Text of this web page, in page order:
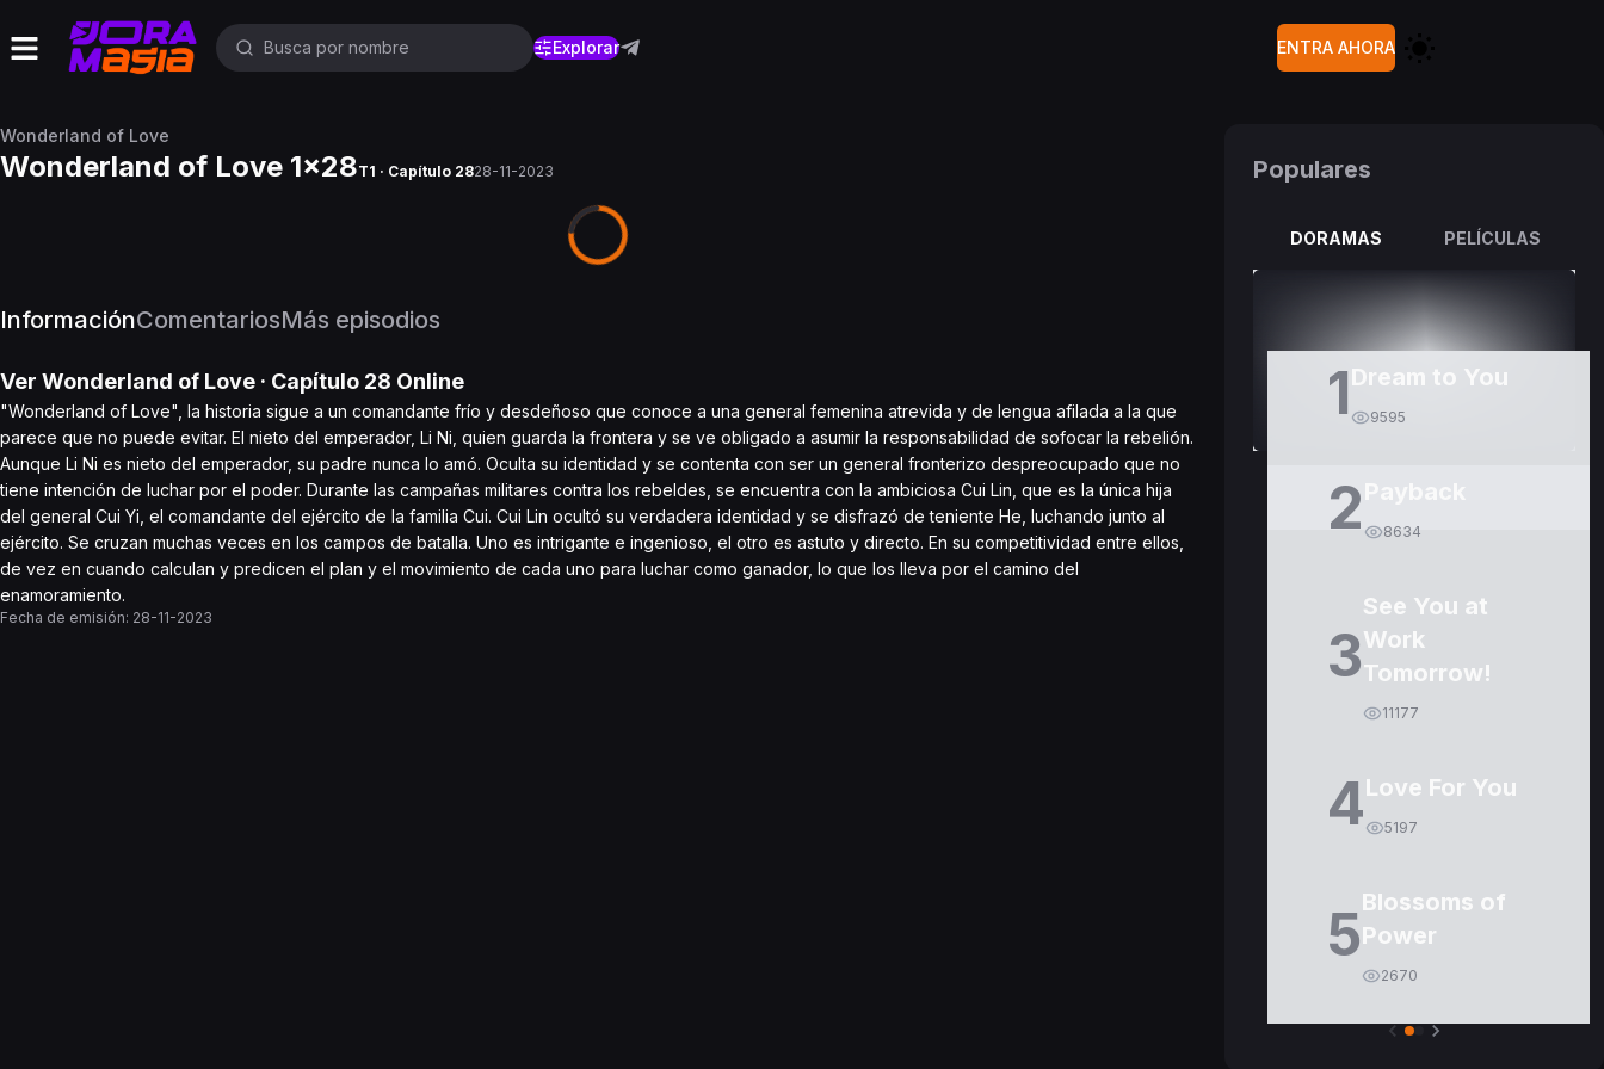
Explorar ENTRA AHORA
Wonderland of Love
Wonderland of Love 1x28T1 · Capítulo 2828-11-2023
InformaciónComentariosMás episodios
Ver Wonderland of Love · Capítulo 28 Online
"Wonderland of Love", la historia sigue a un comandante frío y desdeñoso que conoce a una general femenina atrevida y de lengua afilada a la que
parece que no puede evitar. El nieto del emperador, Li Ni, quien guarda la frontera y se ve obligado a asumir la responsabilidad de sofocar la rebelión.
Aunque Li Ni es nieto del emperador, su padre nunca lo amó. Oculta su identidad y se contenta con ser un general fronterizo despreocupado que no
tiene intención de luchar por el poder. Durante las campañas militares contra los rebeldes, se encuentra con la ambiciosa Cui Lin, que es la única hija
del general Cui Yi, el comandante del ejército de la familia Cui. Cui Lin ocultó su verdadera identidad y se disfrazó de teniente He, luchando junto al
ejército. Se cruzan muchas veces en los campos de batalla. Uno es intrigante e ingenioso, el otro es astuto y directo. En su competitividad entre ellos,
de vez en cuando calculan y predicen el plan y el movimiento de cada uno para luchar como ganador, lo que los lleva por el camino del
enamoramiento.
Fecha de emisión: 28-11-2023
Populares
DORAMAS PELÍCULAS
1Dream to You
9595
2 8634
3
See You at
Work
Tomorrow!
11177
4Love For You
5197
5Blossoms of
Power
2670